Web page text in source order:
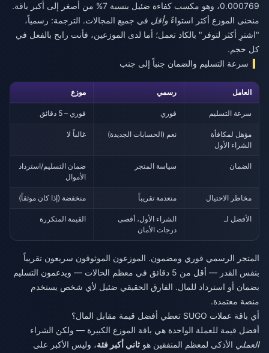
0.000769، وهو مكسب كفاءة ضئيل بنسبة 7% من أصغر إلى أكبر باقة.
منحنى الموزع أكثر استواءً وأقل في جميع المجالات. الترجمة: رسمياً،
"اشترِ أكثر لتوفر" بالكاد تعمل؛ أما لدى الموزعين، فأنت رابح بالفعل في
كل حجم.
سرعة التسليم والضمان جنباً إلى جنب
العامل رسمي موزع
سرعة التسليم فوري فوري – 5 دقائق
مؤهل لمكافأة
الشراء الأول
نعم (الحسابات الجديدة) غالباً لا
الضمان سياسة المتجر
ضمان التسليم/استرداد
الأموال
مخاطر الاحتيال منعدمة تقريباً منخفضة (إذا كان موثقاً)
الأفضل لـ
الشراء الأول، أقصى
درجات الأمان
القيمة المتكررة
المتجر الرسمي فوري ومضمون. الموزعون الموثوقون سريعون تقريباً
بنفس القدر — أقل من 5 دقائق في معظم الحالات — ويدعمون التسليم
بضمان أو استرداد للمال. الفارق الحقيقي ضئيل لأي شخص يستخدم
منصة معتمدة.
أي باقة عملات SUGO تعطي أفضل قيمة مقابل المال؟
أفضل قيمة للعملة الواحدة هي باقة الموزع الكبيرة — ولكن الشراء
العملي الأذكى لمعظم المنفقين هو ثاني أكبر فئة، وليس الأكبر على